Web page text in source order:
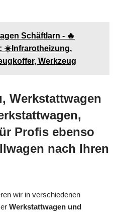
Schäftlarn - 🔥
☀️Infrarotheizung,
Werkzeug
Werkstattwagen
Profis ebenso
nach Ihren
wir in verschiedenen
Werkstattwagen und